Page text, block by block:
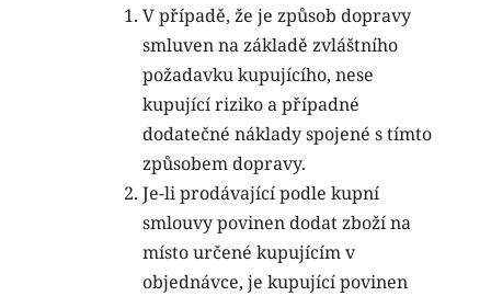
V případě, že je způsob dopravy
smluven na základě zvláštního
požadavku kupujícího, nese
kupující riziko a případné
dodatečné náklady spojené s tímto
způsobem dopravy.
Je-li prodávající podle kupní
smlouvy povinen dodat zboží na
místo určené kupujícím v
objednávce, je kupující povinen